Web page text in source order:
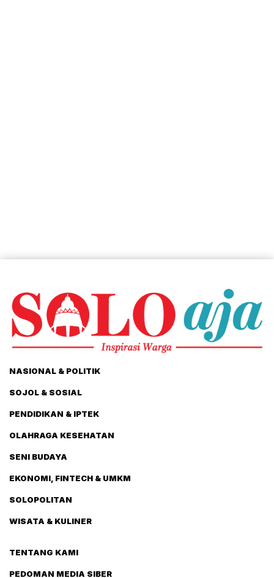
NASIONAL & POLITIK
SOJOL & SOSIAL
PENDIDIKAN & IPTEK
OLAHRAGA KESEHATAN
SENI BUDAYA
EKONOMI, FINTECH & UMKM
SOLOPOLITAN
WISATA & KULINER
TENTANG KAMI
PEDOMAN MEDIA SIBER